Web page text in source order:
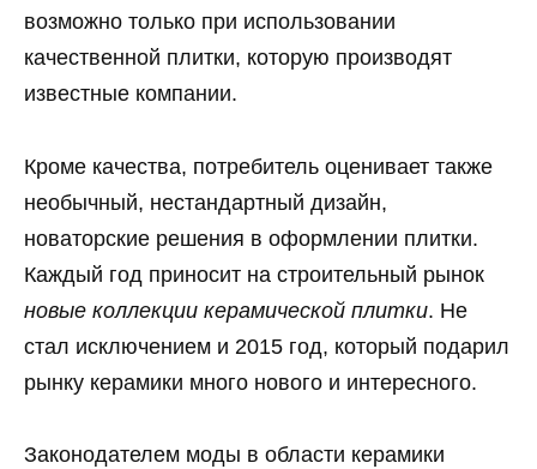
возможно только при использовании
качественной плитки, которую производят
известные компании.
Кроме качества, потребитель оценивает также
необычный, нестандартный дизайн,
новаторские решения в оформлении плитки.
Каждый год приносит на строительный рынок
новые коллекции керамической плитки. Не
стал исключением и 2015 год, который подарил
рынку керамики много нового и интересного.
Законодателем моды в области керамики